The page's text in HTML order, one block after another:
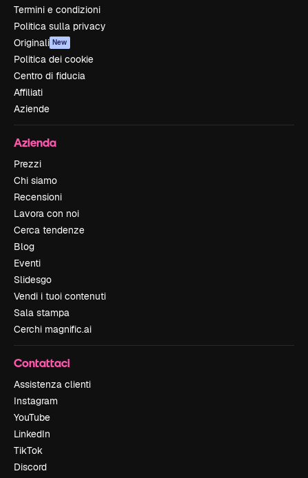
Termini e condizioni
Politica sulla privacy
Originali New
Politica dei cookie
Centro di fiducia
Affiliati
Aziende
Azienda
Prezzi
Chi siamo
Recensioni
Lavora con noi
Cerca tendenze
Blog
Eventi
Slidesgo
Vendi i tuoi contenuti
Sala stampa
Cerchi magnific.ai
Contattaci
Assistenza clienti
Instagram
YouTube
LinkedIn
TikTok
Discord